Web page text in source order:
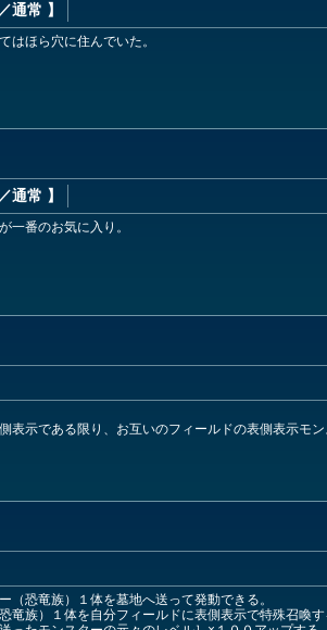
／通常 】
はほら穴に住んでいた。
／通常 】
一番のお気に入り。
表示である限り、お互いのフィールドの表側表示モ
（恐竜族）１体を墓地へ送って発動できる。
竜族）１体を自分フィールドに表側表示で特殊召喚